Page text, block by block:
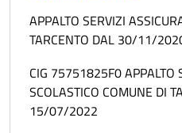
APPALTO SERVIZI
TARCENTO DAL 30/11/
CIG 75751825F0 APPALTO
SCOLASTICO COMUNE DI
15/07/2022